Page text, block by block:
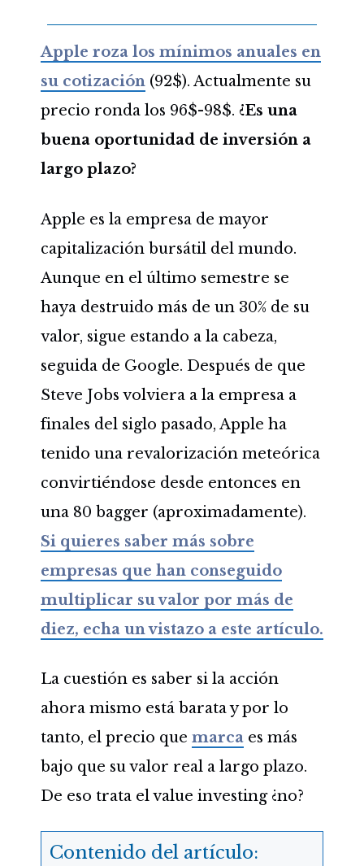
Apple roza los mínimos anuales en
su cotización(92$). Actualmente su
precio ronda los 96$-98$. ¿Es una
buena oportunidad de inversión a
largo plazo?
Apple es la empresa de mayor
capitalización bursátil del mundo.
Aunque en el último semestre se
haya destruido más de un 30% de su
valor, sigue estando a la cabeza,
seguida de Google. Después de que
Steve Jobs volviera a la empresa a
finales del siglo pasado, Apple ha
tenido una revalorización meteórica
convirtiéndose desde entonces en
una 80 bagger (aproximadamente).
Si quieres saber más sobre
empresas que han conseguido
multiplicar su valor por más de
diez, echa un vistazo a este artículo.
La cuestión es saber si la acción
ahora mismo está barata y por lo
tanto, el precio que marcaes más
bajo que su valor real a largo plazo.
De eso trata el value investing ¿no?
Contenido del artículo: